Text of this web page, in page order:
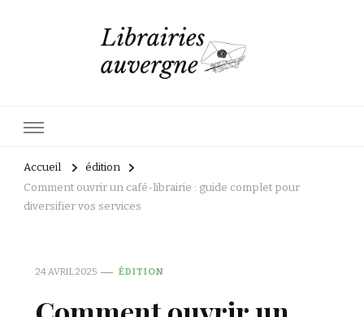
Accueil
édition
Comment ouvrir un café-librairie : guide complet pour
diversifier vos services
24 AVRIL 2025 ÉDITION